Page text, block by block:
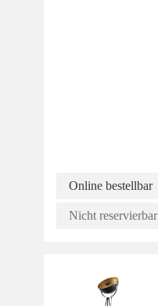
Online bestellbar
Nicht reservierbar